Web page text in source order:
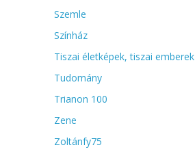
Szemle
Színház
Tiszai életképek, tiszai emberek
Tudomány
Trianon 100
Zene
Zoltánfy75